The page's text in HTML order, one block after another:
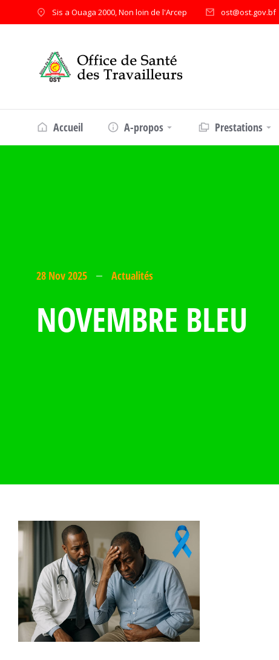
Sis a Ouaga 2000, Non loin de l'Arcep ost@ost.gov.bf
Accueil A-propos Prestations
28 Nov 2025 Actualités
NOVEMBRE BLEU
Deuxième session
conseil